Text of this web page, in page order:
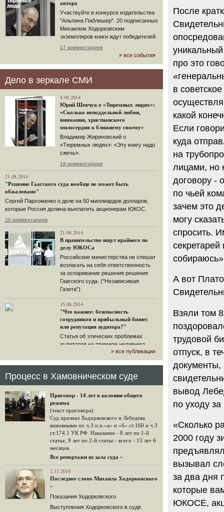
автора
Участвуйте в конкурсе издательства
"Альпина Паблишер". 20 подписанных
Михаилом Ходорковским
экземпляров книги ждут победителей.
17 комментариев
» все события
Дело в зеркале СМИ
4.09.2014
Юрий Шевчук о «Тюремных людях»:
«Сколько неподдельной любви,
внимания, христианского
милосердия к ближнему своему»
Владимир Жириновский о
«Тюремных людях»: «Эту книгу надо
сжечь».
19 комментариев
21.08.2014
"Решение Гаагского суда вообще не может быть
обжаловано"
Сергей Пархоменко о деле на 50 миллиардов долларов,
которые Россия должна выплатить акционерам ЮКОС.
20 комментариев
21.08.2014
В правительстве ищут крайнего по
делу ЮКОСа
Российские министерства не спешат
возлагать на себя ответственность
за оспаривание решения решения
Гаагского суда. ("Независимая
Газета")
15.08.2014
"Что важнее: безопасность
сотрудников и прибыльный бизнес
или репутация аудитора?"
Статья об этических проблемах
аудиторов на примере недавнего
громкого арбитражного решения по
ЮКОСу. (navalny.com)
15.08.2014
конфискационным санкциям со
стороны государства, оказались под
защитой арбитражного суда"
Швейцарская газета "Neue Zuercher
Zeitung" о гаагском судебном
решении.
48 комментариев
Не исключил
Владимир Путин допускает, что Россия может выйти из-
под юрисдикции ЕСПЧ.
88 комментариев
» все публикации
Процесс в Хамовническом суде
Приговор - 14 лет в колонии общего
режима
(текст приговора)
Суд признал Ходорковского и Лебедева
виновными по ч.3 п.п.«а» и «б» ст.160 и ч.3
ст.174.1 УК РФ. Наказание - 8 лет по 1-й
статье, 9 лет по 2-й статье - всего - 13 лет 6
месяцев.
Все репортажи из зала суда »
2.11.2010
Последнее слово Михаила Ходорковского
»
Показания Ходорковского
Выступления Ходорковского в суде
После
про это
в
какой
Если
куда
на
лицами, но
договору -
по чьей
зачем это
могу
спросить.
А вот
Взяли том
трудовой
отпуск, в
документы,
вывод
по уходу
«Сколько
2000 году
вызывал
за два дня
которые
ЮКОСЕ,